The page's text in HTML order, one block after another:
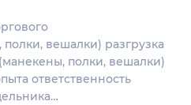
вешалки) разгрузка
полки, вешалки)
ответственность